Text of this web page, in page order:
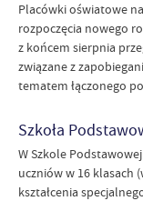
Placówki oświatowe
rozpoczęcia nowego
z końcem sierpnia
związane z
tematem łączonego
Szkoła
W Szkole
uczniów w 16 klasach
kształcenia